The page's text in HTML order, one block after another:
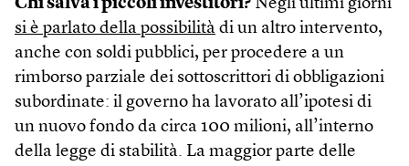
Chi salva i piccoli investitori? Negli ultimi giorni
si è parlato della possibilità di un altro intervento,
anche con soldi pubblici, per procedere a un
rimborso parziale dei sottoscrittori di obbligazioni
subordinate: il governo ha lavorato all’ipotesi di
un nuovo fondo da circa 100 milioni, all’interno
della legge di stabilità. La maggior parte delle